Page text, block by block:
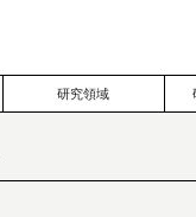
研究領域